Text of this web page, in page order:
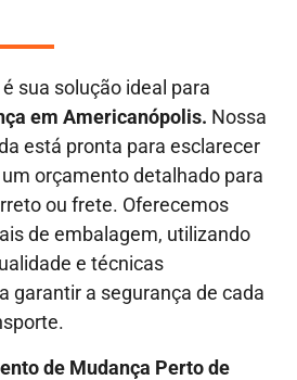
sua solução ideal para
em Americanópolis. Nossa
está pronta para esclarecer
orçamento detalhado para
ou frete. Oferecemos
de embalagem, utilizando
e técnicas
garantir a segurança de cada
de Mudança Perto de